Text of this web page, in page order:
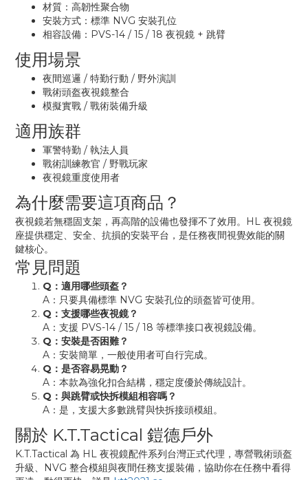
材質：高韌性聚合物
安裝方式：標準 NVG 安裝孔位
相容設備：PVS-14 / 15 / 18 夜視鏡 + 跳臂
使用場景
夜間巡邏 / 特勤行動 / 野外演訓
戰術頭盔夜視鏡整合
模擬實戰 / 戰術裝備升級
適用族群
軍警特勤 / 執法人員
戰術訓練教官 / 野戰玩家
夜視鏡重度使用者
為什麼需要這項商品？
夜視鏡若無穩固支架，再高階的設備也發揮不了效用。HL 夜視鏡
座提供穩定、安全、抗損的安裝平台，是任務夜間視覺效能的關
鍵核心。
常見問題
Q：適用哪些頭盔？
A：只要具備標準 NVG 安裝孔位的頭盔皆可使用。
Q：支援哪些夜視鏡？
A：支援 PVS-14 / 15 / 18 等標準接口夜視鏡設備。
Q：安裝是否困難？
A：安裝簡單，一般使用者可自行完成。
Q：是否容易晃動？
A：本款為強化扣合結構，穩定度優於傳統設計。
Q：與跳臂或快拆模組相容嗎？
A：是，支援大多數跳臂與快拆接頭模組。
關於 K.T.Tactical 鎧德戶外
K.T.Tactical 為 HL 夜視鏡配件系列台灣正式代理，專營戰術頭盔
升級、NVG 整合模組與夜間任務支援裝備，協助你在任務中看得